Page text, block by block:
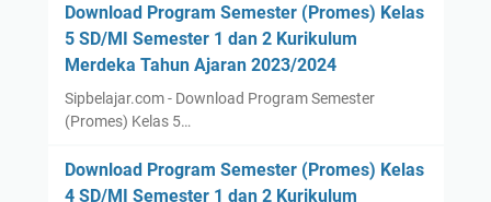
Download Program Semester (Promes) Kelas
5 SD/MI Semester 1 dan 2 Kurikulum
Merdeka Tahun Ajaran 2023/2024
Sipbelajar.com - Download Program Semester
(Promes) Kelas 5…
Download Program Semester (Promes) Kelas
4 SD/MI Semester 1 dan 2 Kurikulum